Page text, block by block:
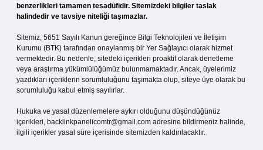
benzerlikleri tamamen tesadüfidir. Sitemizdeki bilgiler taslak
halindedir ve tavsiye niteliği taşımazlar.
Sitemiz, 5651 Sayılı Kanun gereğince Bilgi Teknolojileri ve İletişim
Kurumu (BTK) tarafından onaylanmış bir Yer Sağlayıcı olarak hizmet
vermektedir. Bu nedenle, sitedeki içerikleri proaktif olarak denetleme
veya araştırma yükümlülüğümüz bulunmamaktadır. Ancak, üyelerimiz
yazdıkları içeriklerin sorumluluğunu taşımakta olup, siteye üye olarak bu
sorumluluğu kabul etmiş sayılırlar.
Hukuka ve yasal düzenlemelere aykırı olduğunu düşündüğünüz
içerikleri, backlinkpanelicomtr@gmail.com adresine bildirmeniz halinde,
ilgili içerikler yasal süre içerisinde sitemizden kaldırılacaktır.